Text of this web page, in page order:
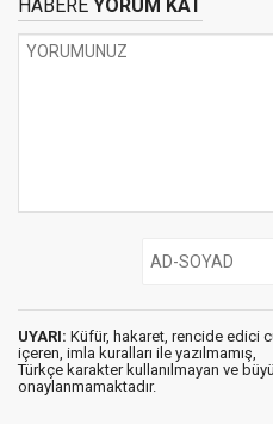
HABERE YORUM KAT
UYARI: Küfür, hakaret, rencide edici
içeren, imla kuralları ile yazılmamış,
Türkçe karakter kullanılmayan ve
onaylanmamaktadır.